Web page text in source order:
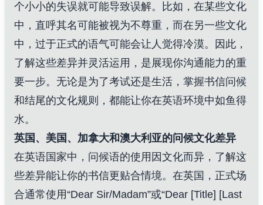
个小小的失误就可能导致误解。比如，在某些文化
中，直呼其名可能被视为不尊重，而在另一些文化
中，过于正式的语气可能会让人觉得冷漠。因此，
了解这些差异并灵活运用，是展现你沟通能力的重
要一步。无论是为了考试还是生活，掌握书信问候
和结尾的文化规则，都能让你在英语环境中如鱼得
水。
英国、美国、加拿大和澳大利亚的问候文化差异
在英语国家中，问候语的使用因文化而异，了解这
些差异能让你的书信更贴合情境。在英国，正式场
合通常使用“Dear Sir/Madam”或“Dear [Title] [Last